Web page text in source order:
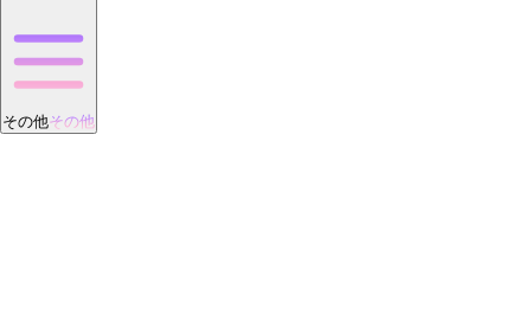
その他その他